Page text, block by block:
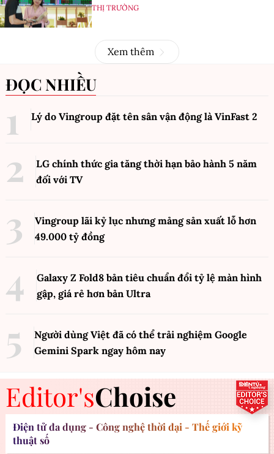
THỊ TRƯỜNG
Xem thêm
ĐỌC NHIỀU
Lý do Vingroup đặt tên sân vận động là VinFast 2
LG chính thức gia tăng thời hạn bảo hành 5 năm
đối với TV
Vingroup lãi kỷ lục nhưng mảng sản xuất lỗ hơn
49.000 tỷ đồng
Galaxy Z Fold8 bản tiêu chuẩn đổi tỷ lệ màn hình
gập, giá rẻ hơn bản Ultra
Người dùng Việt đã có thể trải nghiệm Google
Gemini Spark ngay hôm nay
Editor'sChoise
Điện tử đa dụng - Công nghệ thời đại - Thế giới kỹ
thuật số